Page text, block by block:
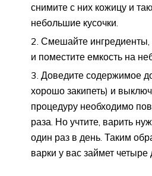
снимите с них кожицу и
небольшие кусочки.
Смешайте ингредиенты,
и поместите емкость на
Доведите содержимое
хорошо закипеть) и
процедуру необходимо
раза. Но учтите, варить
один раз в день. Таким
варки у вас займет четыре